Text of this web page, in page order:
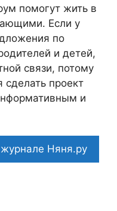
помогут жить в
Если у
по
и детей,
связи, потому
сделать проект
и
Няня.ру